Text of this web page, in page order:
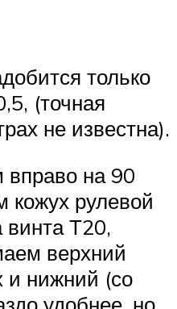
только
(точная
не известна).
вправо на 90
кожух рулевой
винта Т20,
верхний
и нижний (со
удобнее, но